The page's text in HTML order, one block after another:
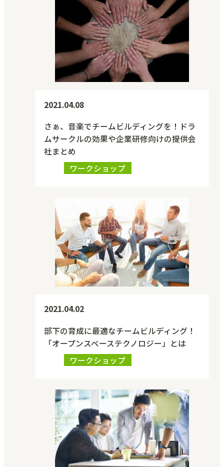
2021.04.08
さぁ、音楽でチームビルディングを！ドラ
ムサークルの効果や企業研修向けの提供会
社まとめ
ワークショップ
2021.04.02
部下の育成に最適なチームビルディング！
「オープンスペーステクノロジー」とは
ワークショップ